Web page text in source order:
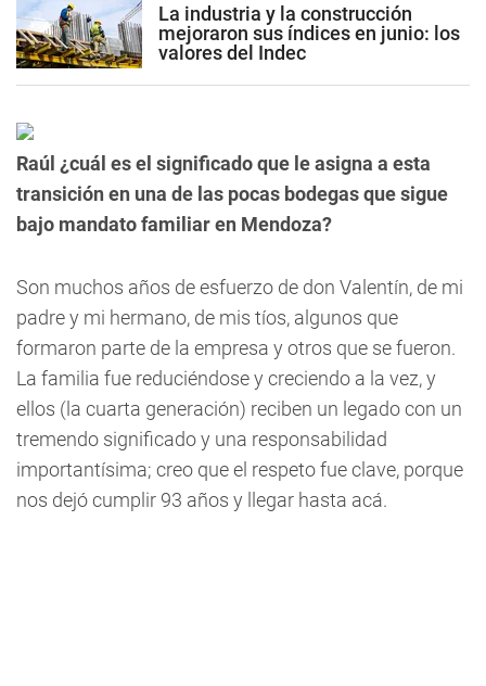
La industria y la construcción
mejoraron sus índices en junio: los
valores del Indec
Raúl ¿cuál es el significado que le asigna a esta
transición en una de las pocas bodegas que sigue
bajo mandato familiar en Mendoza?
Son muchos años de esfuerzo de don Valentín, de mi
padre y mi hermano, de mis tíos, algunos que
formaron parte de la empresa y otros que se fueron.
La familia fue reduciéndose y creciendo a la vez, y
ellos (la cuarta generación) reciben un legado con un
tremendo significado y una responsabilidad
importantísima; creo que el respeto fue clave, porque
nos dejó cumplir 93 años y llegar hasta acá.